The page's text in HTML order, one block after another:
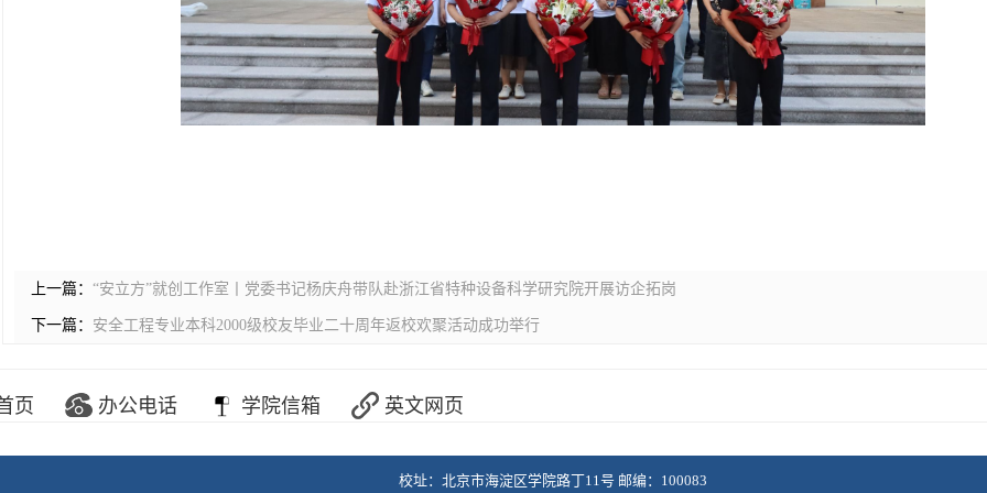
上一篇： “安立方”就创工作室丨党委书记杨庆舟带队赴浙江省特种设备科学研究院开展访企拓岗
下一篇： 安全工程专业本科2000级校友毕业二十周年返校欢聚活动成功举行
页 办公电话 学院信箱 英文网页
校址：北京市海淀区学院路丁11号 邮编：100083